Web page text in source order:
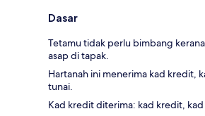
Dasar
Tetamu tidak perlu bimbang
asap di tapak.
Hartanah ini menerima kad kredit,
tunai.
Kad kredit diterima: kad kredit,